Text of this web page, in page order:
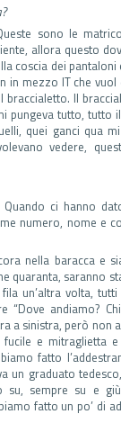
sono le
allora questo
coscia dei pantaloni
in mezzo IT che
braccialetto. Il
pungeva tutto, tutto
quei ganci qua
vedere,
ci hanno
numero, nome e
nella baracca e
quaranta, saranno
un’altra volta,
“Dove andiamo?
a sinistra, però non
e mitraglietta
fatto
un graduato
su, sempre su e
fatto un po’ di